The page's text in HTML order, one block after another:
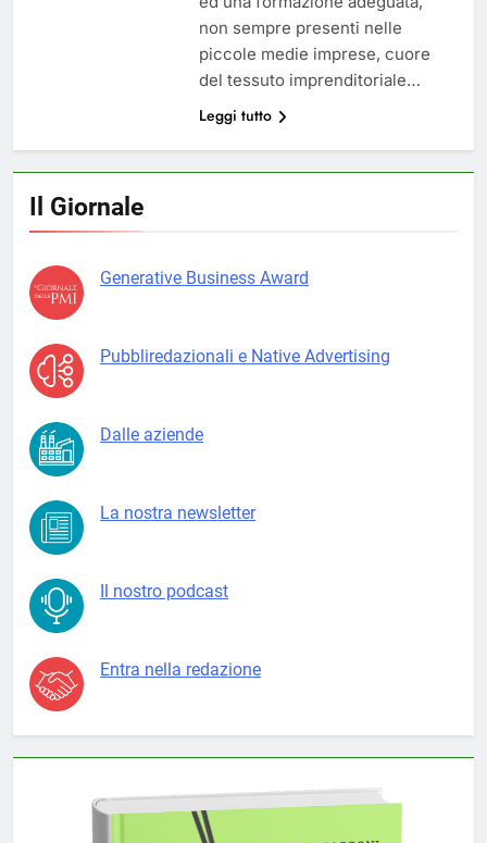
non sempre presenti nelle
piccole medie imprese, cuore
del tessuto imprenditoriale…
Leggi tutto
Il Giornale
Generative Business Award
Pubbliredazionali e Native Advertising
Dalle aziende
La nostra newsletter
Il nostro podcast
Entra nella redazione